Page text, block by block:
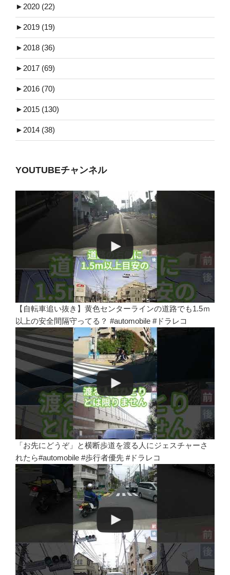
► 2020 (22)
► 2019 (19)
► 2018 (36)
► 2017 (69)
► 2016 (70)
► 2015 (130)
► 2014 (38)
YOUTUBEチャンネル
【自転車追い抜き】黄色センターラインの道路でも1.5ｍ
以上の安全間隔守ってる？ #automobile #ドラレコ
「お先にどうぞ」と横断歩道を渡る人にジェスチャーさ
れたら#automobile #歩行者優先 #ドラレコ